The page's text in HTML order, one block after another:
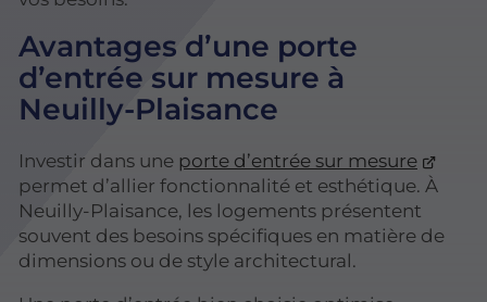
Avantages d’une porte
d’entrée sur mesure à
Neuilly-Plaisance
Investir dans une porte d’entrée sur mesure
permet d’allier fonctionnalité et esthétique. À
Neuilly-Plaisance, les logements présentent
souvent des besoins spécifiques en matière de
dimensions ou de style architectural.